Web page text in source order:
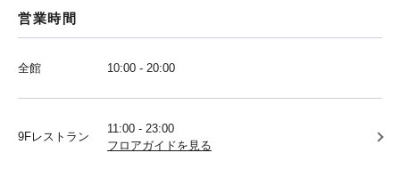
営業時間
全館 10:00 - 20:00
9Fレストラン
11:00 - 23:00
フロアガイドを見る